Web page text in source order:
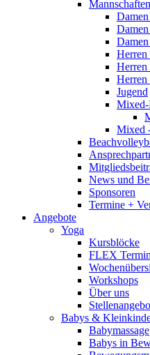
Mannschaften
Herren
Jugend
Mixed
News und
Sponsoren
Termine +
Angebote
Yoga
Kursblöcke
FLEX
Workshops
Über uns
Babys &
Babymassage
Babys in